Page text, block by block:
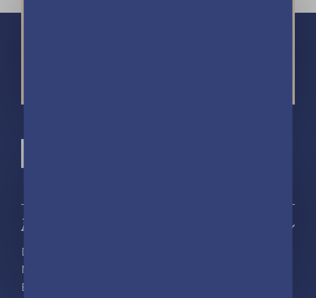
À propos
Découvrir playBac
Nos actualités
Espace pro